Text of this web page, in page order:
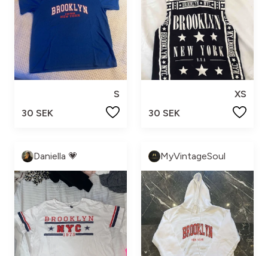
S
30 SEK
XS
30 SEK
Daniella 💗 MyVintageSoul